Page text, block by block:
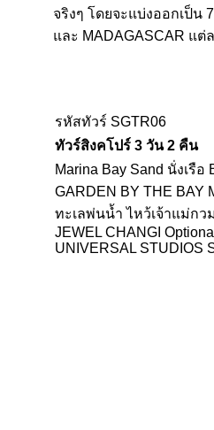
จริงๆ โดยจะแบ่งออกเป็น
และ MADAGASCAR แ
รหัสทัวร์ SGTR06
ทัวร์สิงคโปร์ 3 วัน 2 คืน
Marina Bay Sand นั่งเรือ
GARDEN BY THE BAY
ทะเลพ่นน้ำ ไหว้เจ้าแม่กว
JEWEL CHANGI
UNIVERSAL STUDIOS